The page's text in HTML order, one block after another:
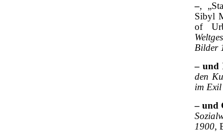
–,
Sibyl
of
Bilder
– und
den
im
– und
1900,